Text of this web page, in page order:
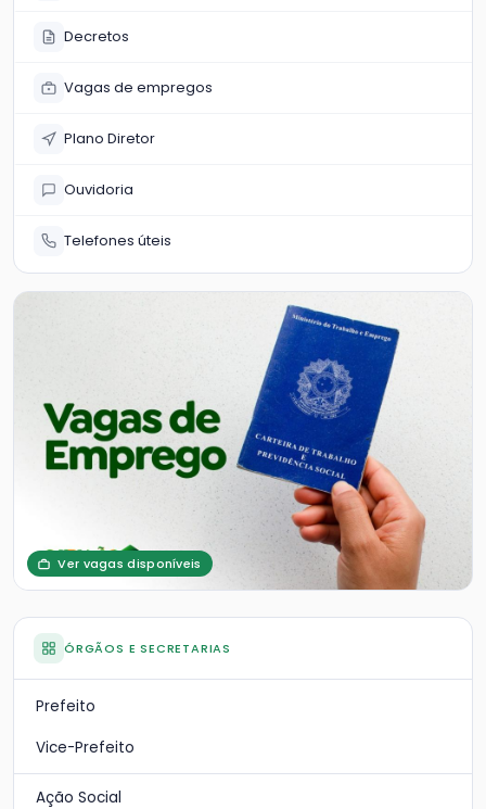
Decretos
Vagas de empregos
Plano Diretor
Ouvidoria
Telefones úteis
Ver vagas disponíveis
ÓRGÃOS E SECRETARIAS
Prefeito
Vice-Prefeito
Ação Social